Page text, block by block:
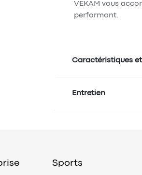
VEKAM vous
performant.
Caractéristiques
Entretien
Sports